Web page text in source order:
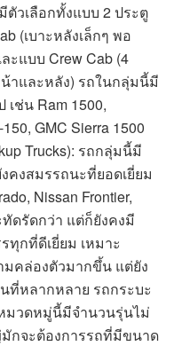
วเลือกทั้งแบบ 2 ประตู
(เบาะหลังเล็กๆ พอ
แบบ Crew Cab (4
าและหลัง) รถในกลุ่มนี้มี
ช่น Ram 1500,
GMC Sierra 1500
Trucks): รถกลุ่มนี้มี
คงสมรรถนะที่ยอดเยี่ยม
Nissan Frontier,
ดรัดกว่า แต่ก็ยังคงมี
ทุกที่ดีเยี่ยม เหมาะ
คล่องตัวมากขึ้น แต่ยัง
ที่หลากหลาย รถกระบะ
หมวดหมู่นี้มีจำนวนรุ่นไม่
กจะต้องการรถที่มีขนาด